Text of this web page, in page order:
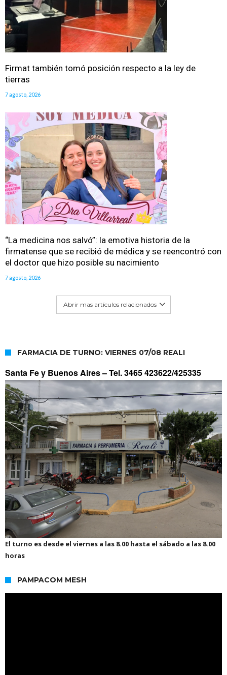
Firmat también tomó posición respecto a la ley de
tierras
7 agosto, 2026
“La medicina nos salvó”: la emotiva historia de la
firmatense que se recibió de médica y se reencontró con
el doctor que hizo posible su nacimiento
7 agosto, 2026
Abrir mas artículos relacionados
FARMACIA DE TURNO: VIERNES 07/08 REALI
Santa Fe y Buenos Aires –Tel. 3465 423622/425335
El turno es desde el viernes a las 8.00 hasta el sábado a las 8.00
horas
PAMPACOM MESH